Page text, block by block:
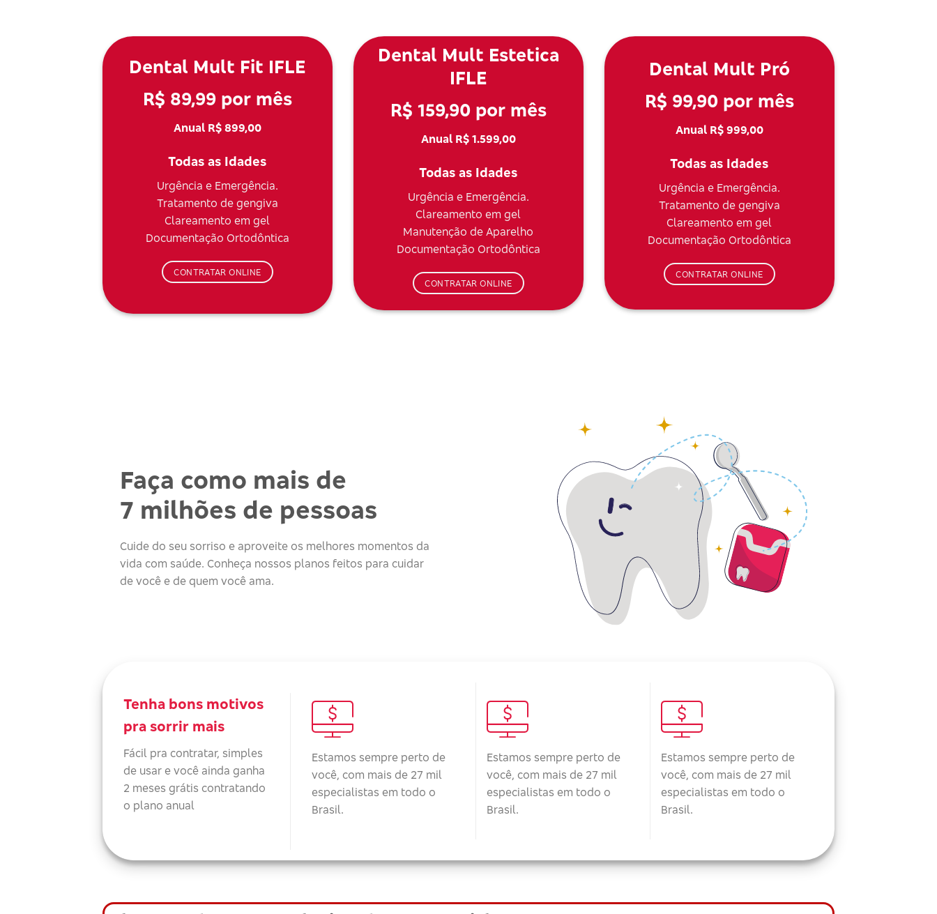
Dental Mult Fit IFLE
R$ 89,99 por mês
Anual R$ 899,00
Todas as Idades
Urgência e Emergência.
Tratamento de gengiva
Clareamento em gel
Documentação Ortodôntica
CONTRATAR ONLINE
Dental Mult Estetica
IFLE
R$ 159,90 por mês
Anual R$ 1.599,00
Todas as Idades
Urgência e Emergência.
Clareamento em gel
Manutenção de Aparelho
Documentação Ortodôntica
CONTRATAR ONLINE
Dental Mult Pró
R$ 99,90 por mês
Anual R$ 999,00
Todas as Idades
Urgência e Emergência.
Tratamento de gengiva
Clareamento em gel
Documentação Ortodôntica
CONTRATAR ONLINE
Faça como mais de
7 milhões de pessoas
Cuide do seu sorriso e aproveite os melhores momentos da
vida com saúde. Conheça nossos planos feitos para cuidar
de você e de quem você ama.
Tenha bons motivos
pra sorrir mais
Fácil pra contratar, simples
de usar e você ainda ganha
2 meses grátis contratando
o plano anual
Estamos sempre perto de
você, com mais de 27 mil
especialistas em todo o
Brasil.
Estamos sempre perto de
você, com mais de 27 mil
especialistas em todo o
Brasil.
Estamos sempre perto de
você, com mais de 27 mil
especialistas em todo o
Brasil.